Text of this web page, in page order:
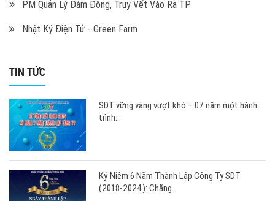
PM Quản Lý Đám Đông, Truy Vết Vào Ra TP
Nhật Ký Điện Tử - Green Farm
TIN TỨC
SDT vững vàng vượt khó – 07 năm một hành
trình...
Kỷ Niệm 6 Năm Thành Lập Công Ty SDT
(2018-2024): Chặng...